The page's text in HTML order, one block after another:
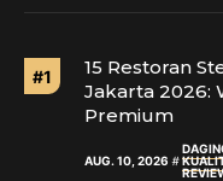
15 Restoran
Jakarta 2026:
Premium
AUG. 10, 2026